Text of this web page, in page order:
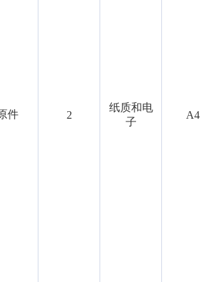
件 2
纸质和电
子
A4